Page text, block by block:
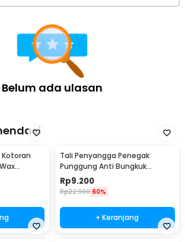
Belum ada ulasan
Kotoran
Tali Penyangga Penegak
Punggung Anti Bungkuk
Posture Corrector Size S
Rp9.200
Rp22.900 60%
+ Keranjang